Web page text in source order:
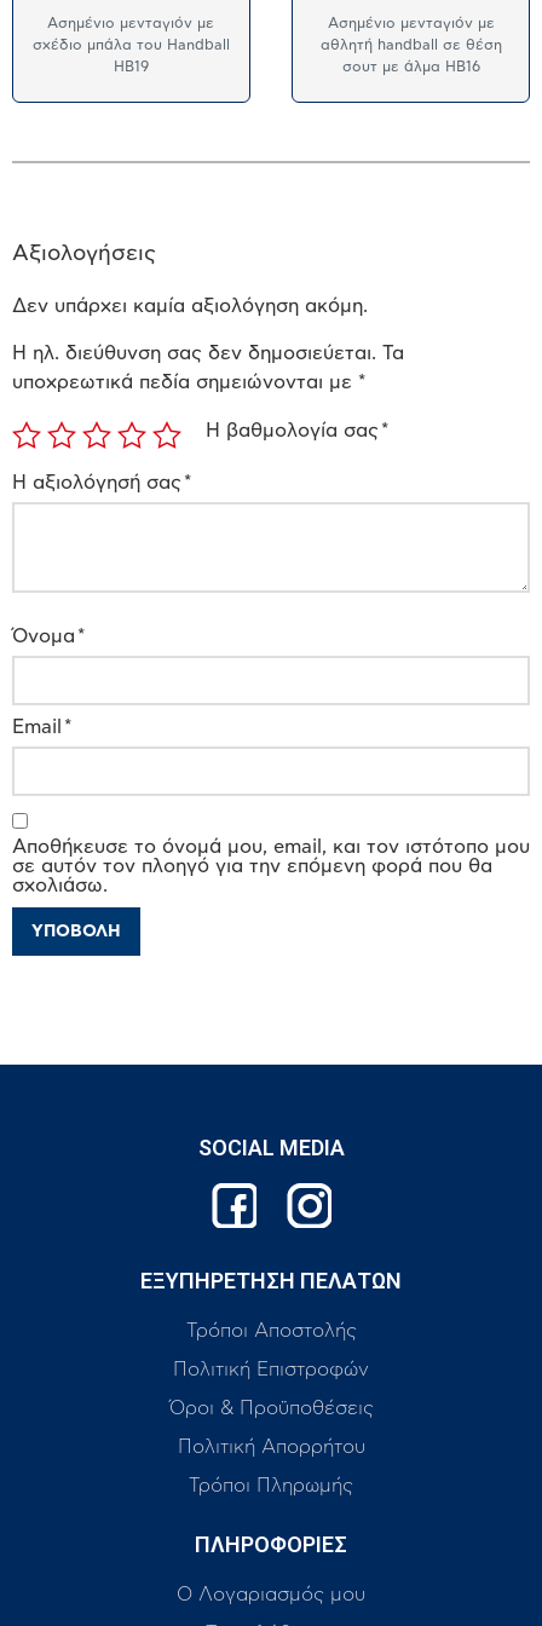
Ασημένιο μενταγιόν με
σχέδιο μπάλα του Handball
HB19
Ασημένιο μενταγιόν με
αθλητή handball σε θέση
σουτ με άλμα HB16
Αξιολογήσεις
Δεν υπάρχει καμία αξιολόγηση ακόμη.
Η ηλ. διεύθυνση σας δεν δημοσιεύεται. Τα
υποχρεωτικά πεδία σημειώνονται με *
Η βαθμολογία σας *
Η αξιολόγησή σας *
Όνομα *
Email *
Αποθήκευσε το όνομά μου, email, και τον ιστότοπο μου
σε αυτόν τον πλοηγό για την επόμενη φορά που θα
σχολιάσω.
SOCIAL MEDIA
ΕΞΥΠΗΡΕΤΗΣΗ ΠΕΛΑΤΩΝ
Τρόποι Αποστολής
Πολιτική Επιστροφών
Όροι & Προϋποθέσεις
Πολιτική Απορρήτου
Τρόποι Πληρωμής
ΠΛΗΡΟΦΟΡΙΕΣ
Ο Λογαριασμός μου